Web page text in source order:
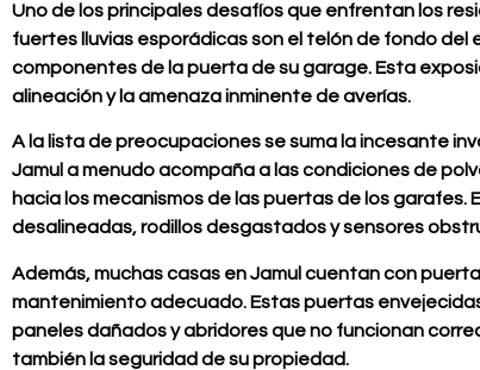
Uno de los principales desafíos que enfrentan los
fuertes lluvias esporádicas son el telón de fondo
componentes de la puerta de su garage. Esta
alineación y la amenaza inminente de averías.
A la lista de preocupaciones se suma la incesante
Jamul a menudo acompaña a las condiciones de
hacia los mecanismos de las puertas de los
desalineadas, rodillos desgastados y sensores
Además, muchas casas en Jamul cuentan con
mantenimiento adecuado. Estas puertas
paneles dañados y abridores que no funcionan
también la seguridad de su propiedad.